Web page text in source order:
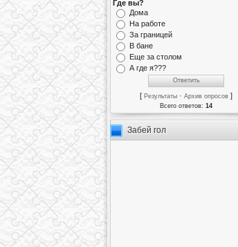
Где вы?
Дома
На работе
За границей
В бане
Еще за столом
А где я???
[ Результаты · Архив опросов ]
Всего ответов: 14
Забей гол